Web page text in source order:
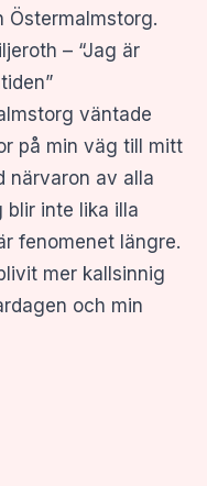
Östermalmstorg.
– “Jag är
väntade
på min väg till mitt
närvaron av alla
inte lika illa
fenomenet längre.
mer kallsinnig
och min